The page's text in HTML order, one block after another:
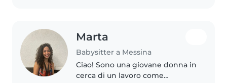
Marta
Babysitter a Messina
Ciao! Sono una giovane donna in
cerca di un lavoro come